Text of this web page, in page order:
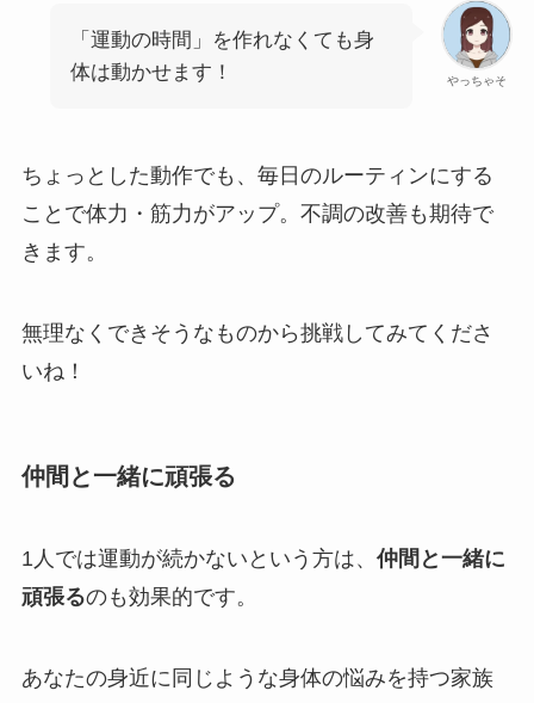
やっちゃそ
「運動の時間」を作れなくても身
体は動かせます！
ちょっとした動作でも、毎日のルーティンにする
ことで体力・筋力がアップ。不調の改善も期待で
きます。
無理なくできそうなものから挑戦してみてくださ
いね！
仲間と一緒に頑張る
1人では運動が続かないという方は、 仲間と一緒に
頑張るのも効果的です。
あなたの身近に同じような身体の悩みを持つ家族